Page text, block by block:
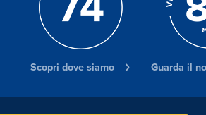
Scopri dove siamo Guarda il